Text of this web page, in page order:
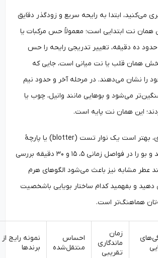
ابتدا به رایحه سریع و زودگذر دقایق
نت ابتدایی است؛ معمولاً حس مرکبات یا
ده دقیقه، تغییر تدریجی رایحه را حس
همان قلب یا نت میانی است، جایی که
نشان می‌دهند. در مرحله آخر و حدود نیم
می‌شود و بوهایی مانند وانیل، چوب یا
همان نت پایه است.
برای تمرین حرفه‌ای، بهتر است یک نوار تست (blotter) یا پارچۀ
سفید استفاده کنید و بو را در فواصل زمانی ۵، ۱۵ و ۳۰ دقیقه بررسی
مشابه نیز باعث می‌شود الگوهای هرم
و بفهمید کدام ساختار بویایی باشخصیت
هماهنگ‌تر است.
ماندگاری
تقریبی
احساس
منتقل‌شده
نمونه رایج از
برندها